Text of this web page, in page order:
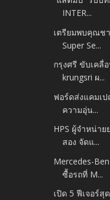
INTER...
เตรียมพบคุณช
Super Se...
กรุงศรี ขับเคลื่
krungsri ผ...
ฟอร์ดส่งแคมเ
ความอุ่น...
HPS ผู้จำหน่า
สอง จัดแ...
Mercedes-
ซื้อรถที่ M...
เปิด 5 ฟีเจอร์สุ